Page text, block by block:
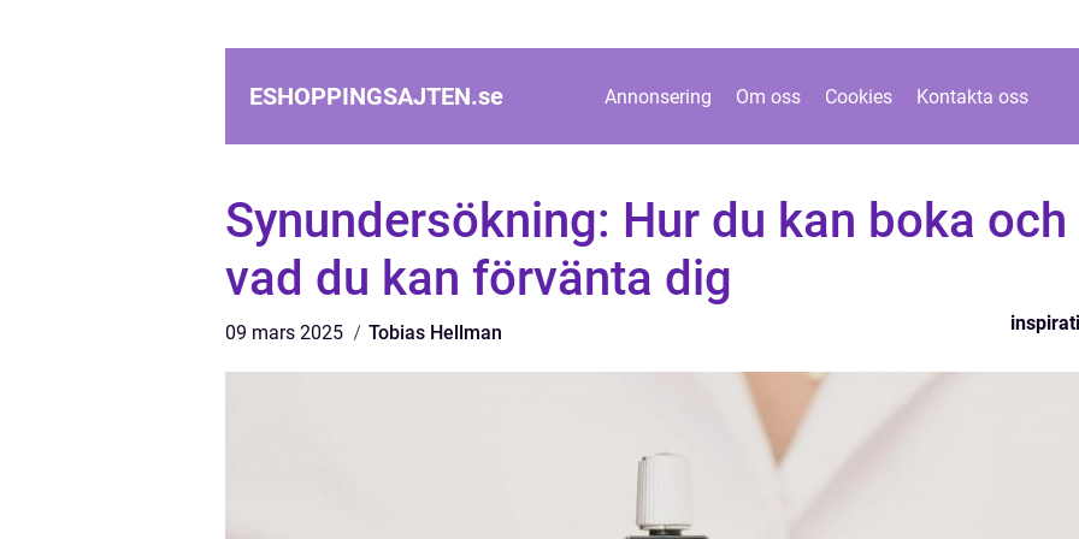
ESHOPPINGSAJTEN.se Annonsering Om oss Cookies Kontakta oss
Synundersökning: Hur du kan boka och
vad du kan förvänta dig
09 mars 2025 Tobias Hellman